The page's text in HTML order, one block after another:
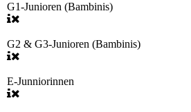
G1-Junioren (Bambinis)
G2 & G3-Junioren (Bambinis)
E-Junniorinnen